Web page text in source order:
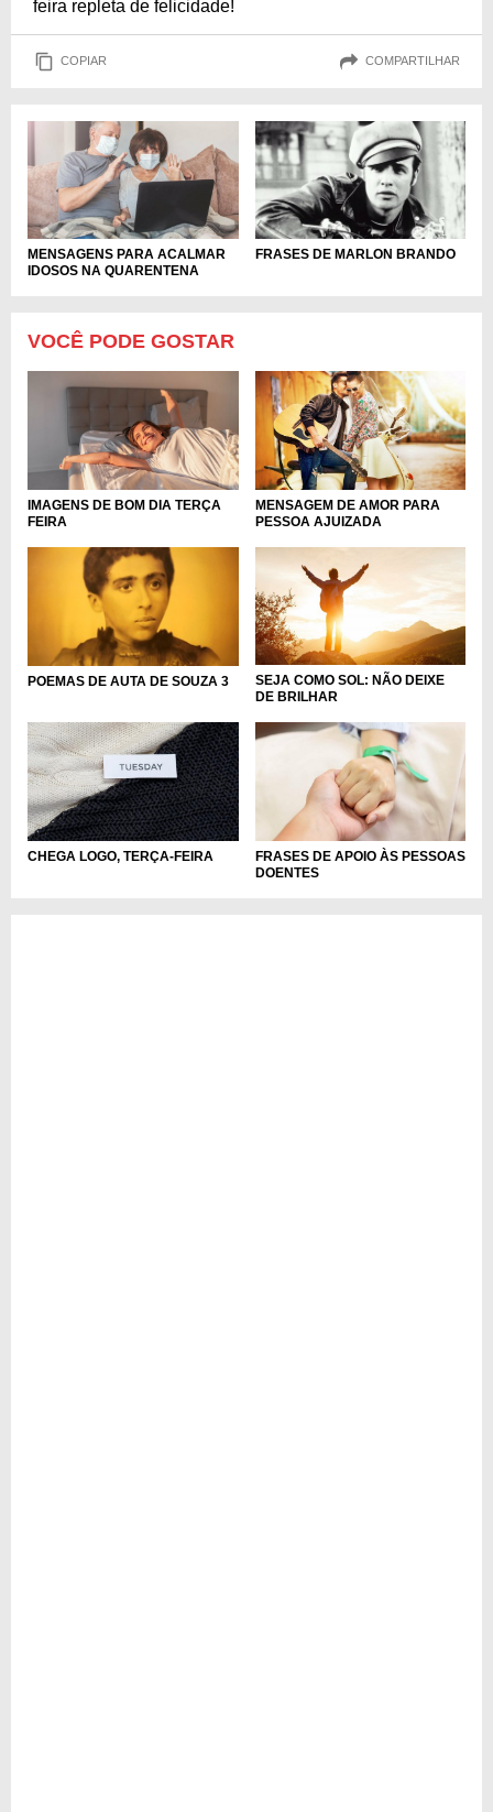
feira repleta de felicidade!
COPIAR COMPARTILHAR
MENSAGENS PARA ACALMAR
IDOSOS NA QUARENTENA
FRASES DE MARLON BRANDO
VOCÊ PODE GOSTAR
IMAGENS DE BOM DIA TERÇA
FEIRA
MENSAGEM DE AMOR PARA
PESSOA AJUIZADA
POEMAS DE AUTA DE SOUZA 3
SEJA COMO SOL: NÃO DEIXE
DE BRILHAR
CHEGA LOGO, TERÇA-FEIRA
FRASES DE APOIO ÀS PESSOAS
DOENTES